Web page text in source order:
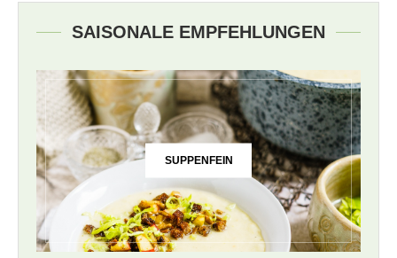
SAISONALE EMPFEHLUNGEN
SUPPENFEIN